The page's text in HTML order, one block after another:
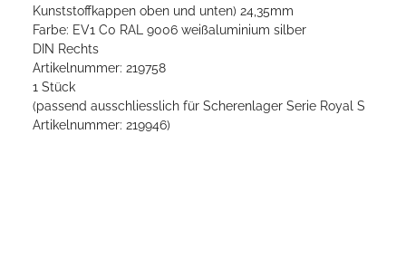
Kunststoffkappen oben und unten) 24,35mm
Farbe: EV1 C0 RAL 9006 weißaluminium silber
DIN Rechts
Artikelnummer: 219758
1 Stück
(passend ausschliesslich für Scherenlager Serie Royal S
Artikelnummer: 219946)